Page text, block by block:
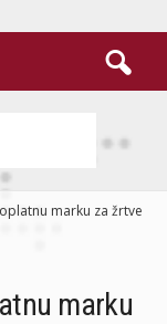
marku za žrtve
marku